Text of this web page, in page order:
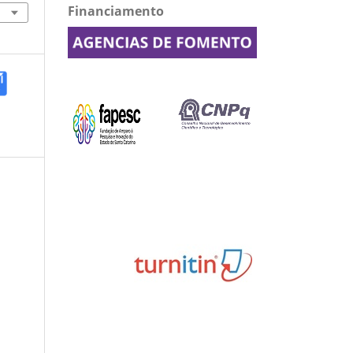
Financiamento